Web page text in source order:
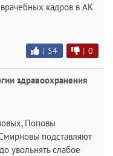
кадров в АК
| 54 | 0
здравоохранения
Поповы
подставляют
увольнять слабое